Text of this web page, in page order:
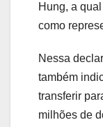
Hung, a
como
Nessa
também
transferir
milhões de